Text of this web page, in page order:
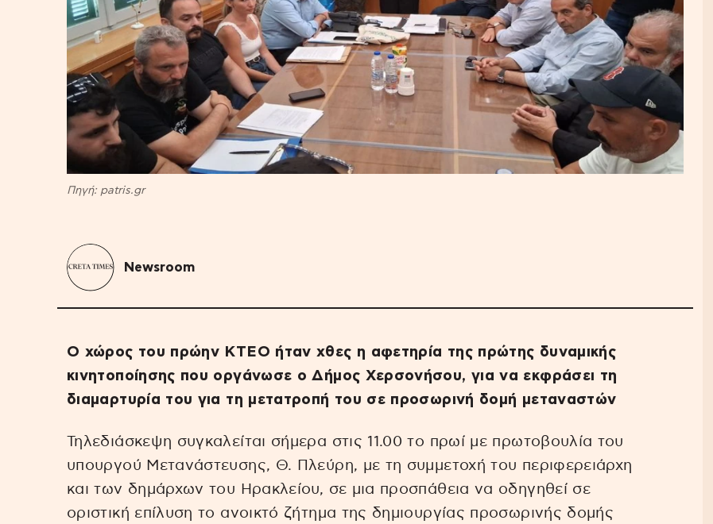
Πηγή: patris.gr
Newsroom
Ο χώρος του πρώην ΚΤΕΟ ήταν χθες η αφετηρία της πρώτης δυναμικής
κινητοποίησης που οργάνωσε ο Δήμος Χερσονήσου, για να εκφράσει τη
διαμαρτυρία του για τη μετατροπή του σε προσωρινή δομή μεταναστών
Τηλεδιάσκεψη συγκαλείται σήμερα στις 11.00 το πρωί με πρωτοβουλία του
υπουργού Μετανάστευσης, Θ. Πλεύρη, με τη συμμετοχή του περιφερειάρχη
και των δημάρχων του Ηρακλείου, σε μια προσπάθεια να οδηγηθεί σε
οριστική επίλυση το ανοικτό ζήτημα της δημιουργίας προσωρινής δομής